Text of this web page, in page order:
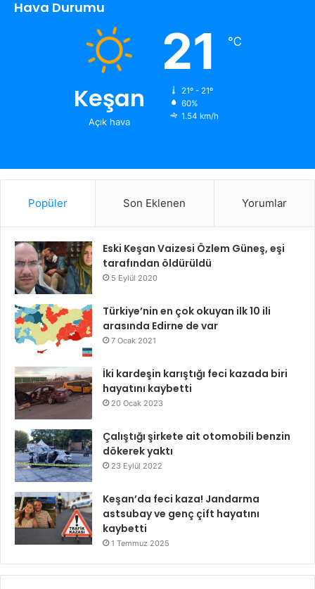
Hava Durumu
Keşan
Açık hava
21 ℃
21º - 21º
60%
1.54 km/h
Popüler Son Eklenen Yorumlar
Eski Keşan Vaizesi Özlem Güneş, eşi
tarafından öldürüldü
5 Eylül 2020
Türkiye’nin en çok okuyan ilk 10 ili
arasında Edirne de var
7 Ocak 2021
İki kardeşin karıştığı feci kazada biri
hayatını kaybetti
20 Ocak 2023
Çalıştığı şirkete ait otomobili benzin
dökerek yaktı
23 Eylül 2022
Keşan’da feci kaza! Jandarma
astsubay ve genç çift hayatını
kaybetti
1 Temmuz 2025